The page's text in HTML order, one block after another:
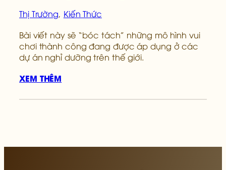
Thị Trường, Kiến Thức
Bài viết này sẽ “bóc tách” những mô hình vui
chơi thành công đang được áp dụng ở các
dự án nghỉ dưỡng trên thế giới.
XEM THÊM